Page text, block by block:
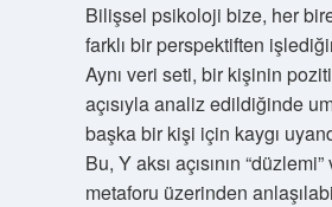
Bilişsel psikoloji bize, her
farklı bir perspektiften
Aynı veri seti, bir kişinin
açısıyla analiz edildiğinde
başka bir kişi için kaygı
Bu, Y aksı açısının
metaforu üzerinden